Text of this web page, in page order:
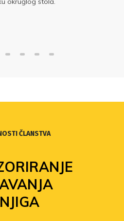
ČLANSTVA